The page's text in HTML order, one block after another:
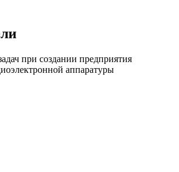
при создании предприятия
аппаратуры